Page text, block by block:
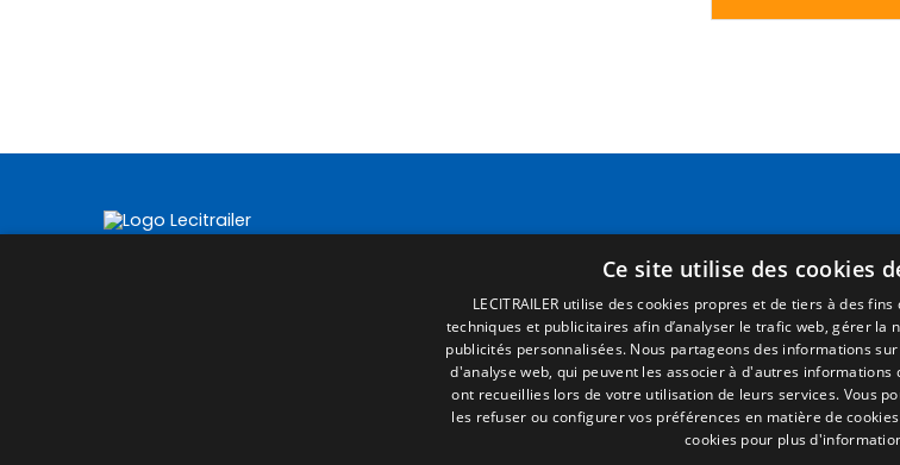
Accueil
R. commercial
P. détachées
Portail emploi
Infos
EgaLecitrailer
Mentions
Politique
Politique
Gérer les
Ce site utilise des cookies
LECITRAILER utilise des cookies propres et de tiers à des
techniques et publicitaires afin d’analyser le trafic web, gérer
publicités personnalisées. Nous partageons des informations
d'analyse web, qui peuvent les associer à d'autres informations
ont recueillies lors de votre utilisation de leurs services. Vous
les refuser ou configurer vos préférences en matière de
cookies pour plus